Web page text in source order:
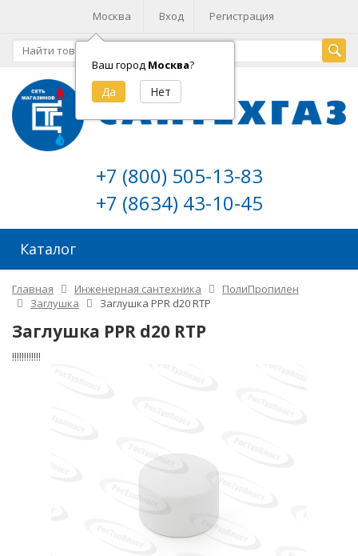
Москва
Ваш город Москва?
Вход Регистрация
+7 (800) 505-13-83
+7 (8634) 43-10-45
Каталог
Главная Инженерная сантехника
ПолиПропилен
Заглушка
Заглушка PPR d20 RTP
Заглушка PPR d20 RTP
!!!!!!!!!!!!